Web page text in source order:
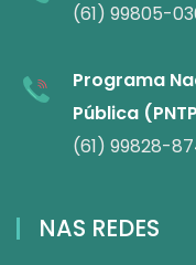
(61) 99805-
Programa
Pública
(61) 99828-
NAS REDES